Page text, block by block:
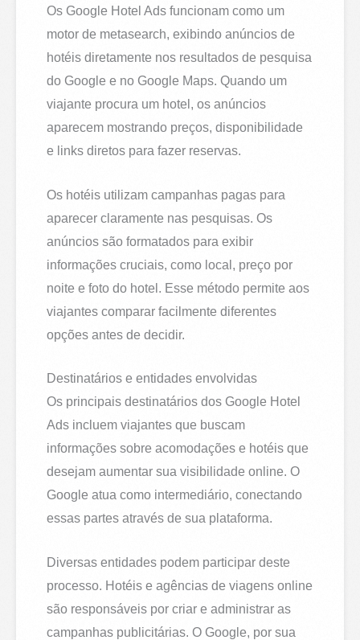
Os Google Hotel Ads funcionam como um
motor de metasearch, exibindo anúncios de
hotéis diretamente nos resultados de pesquisa
do Google e no Google Maps. Quando um
viajante procura um hotel, os anúncios
aparecem mostrando preços, disponibilidade
e links diretos para fazer reservas.
Os hotéis utilizam campanhas pagas para
aparecer claramente nas pesquisas. Os
anúncios são formatados para exibir
informações cruciais, como local, preço por
noite e foto do hotel. Esse método permite aos
viajantes comparar facilmente diferentes
opções antes de decidir.
Destinatários e entidades envolvidas
Os principais destinatários dos Google Hotel
Ads incluem viajantes que buscam
informações sobre acomodações e hotéis que
desejam aumentar sua visibilidade online. O
Google atua como intermediário, conectando
essas partes através de sua plataforma.
Diversas entidades podem participar deste
processo. Hotéis e agências de viagens online
são responsáveis por criar e administrar as
campanhas publicitárias. O Google, por sua